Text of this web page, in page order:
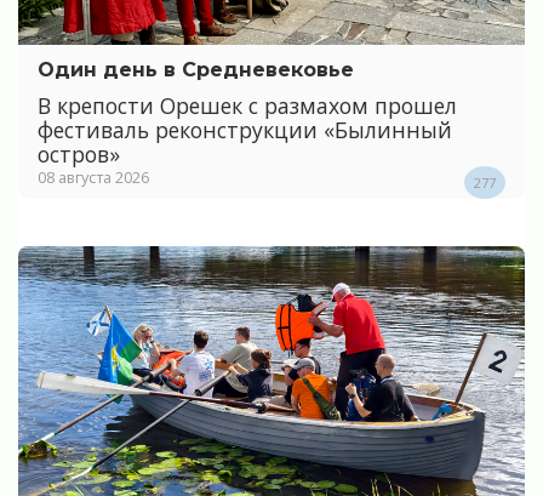
Один день в Средневековье
В крепости Орешек с размахом прошел
фестиваль реконструкции «Былинный
остров»
08 августа 2026 277